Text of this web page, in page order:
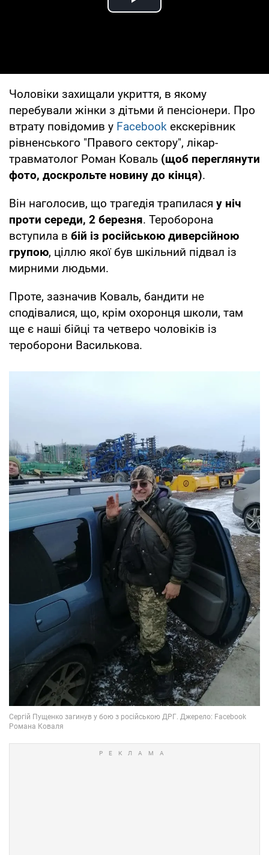
Play Video
Чоловіки захищали укриття, в якому
перебували жінки з дітьми й пенсіонери. Про
втрату повідомив у Facebook екскерівник
рівненського "Правого сектору", лікар-
травматолог Роман Коваль (щоб переглянути
фото, доскрольте новину до кінця).
Він наголосив, що трагедія трапилася у ніч
проти середи, 2 березня. Тероборона
вступила в бій із російською диверсійною
групою, ціллю якої був шкільний підвал із
мирними людьми.
Проте, зазначив Коваль, бандити не
сподівалися, що, крім охоронця школи, там
ще є наші бійці та четверо чоловіків із
тероборони Василькова.